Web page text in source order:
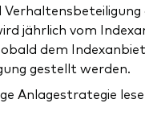
jährlich vom
dem
gestellt werden.
Anlagestrategie